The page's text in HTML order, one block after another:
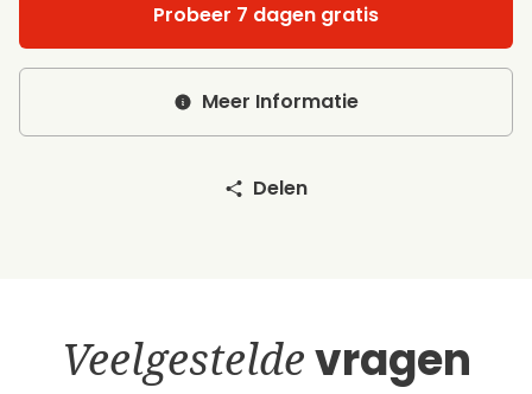
Probeer 7 dagen gratis
Meer Informatie
Delen
Veelgesteldevragen